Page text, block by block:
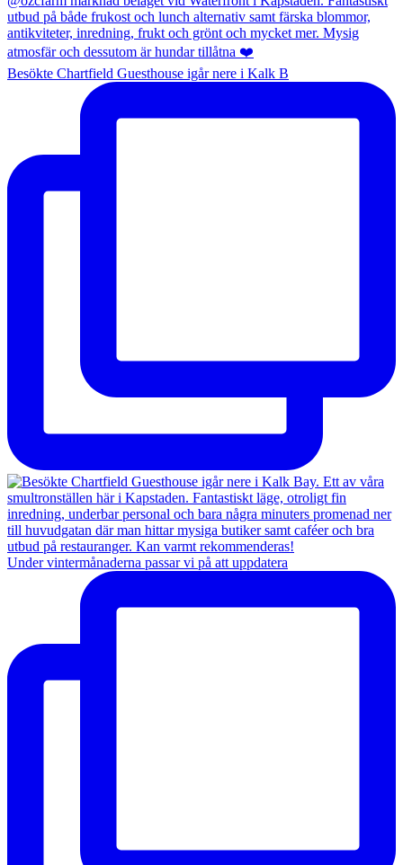
Besökte Chartfield Guesthouse igår nere i Kalk B
Under vintermånaderna passar vi på att uppdatera